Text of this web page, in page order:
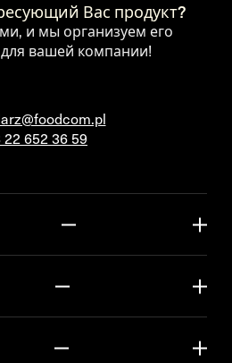
Вас продукт?
и мы организуем его
вашей компании!
22 652 36 59